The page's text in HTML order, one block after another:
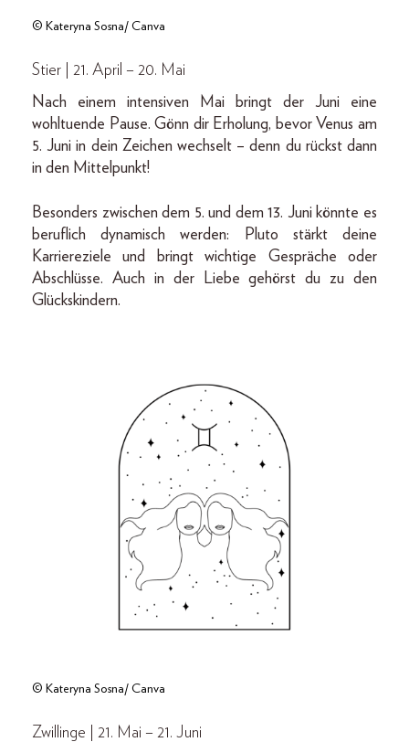
© Kateryna Sosna/ Canva
Stier | 21. April – 20. Mai
Nach einem intensiven Mai bringt der Juni eine
wohltuende Pause. Gönn dir Erholung, bevor Venus am
5. Juni in dein Zeichen wechselt – denn du rückst dann
in den Mittelpunkt!
Besonders zwischen dem 5. und dem 13. Juni könnte es
beruflich dynamisch werden: Pluto stärkt deine
Karriereziele und bringt wichtige Gespräche oder
Abschlüsse. Auch in der Liebe gehörst du zu den
Glückskindern.
© Kateryna Sosna/ Canva
Zwillinge | 21. Mai – 21. Juni